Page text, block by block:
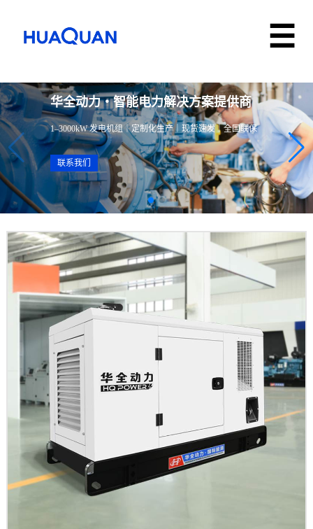
华全动力・智能电力解决方案提供商
1–3000kW 发电机组｜定制化生产｜现货速发｜全国联保
联系我们